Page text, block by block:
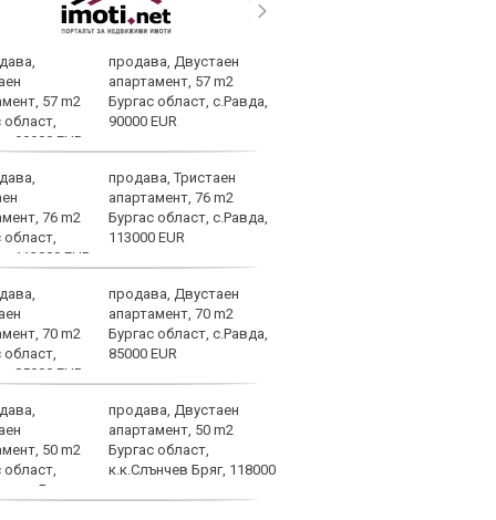
продава, Двустаен
апартамент, 57 m2
Бургас област, с.Равда,
90000 EUR
продава, Тристаен
апартамент, 76 m2
Бургас област, с.Равда,
113000 EUR
продава, Двустаен
апартамент, 70 m2
Бургас област, с.Равда,
85000 EUR
продава, Двустаен
апартамент, 50 m2
Бургас област,
к.к.Слънчев Бряг, 118000